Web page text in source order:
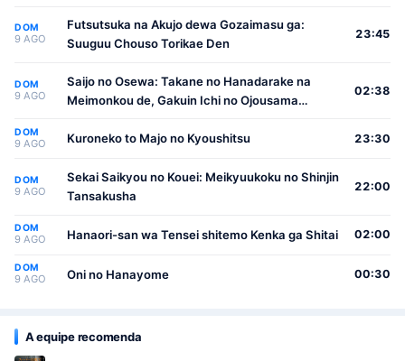
DOM
9 AGO
Futsutsuka na Akujo dewa Gozaimasu ga:
Suuguu Chouso Torikae Den
23:45
DOM
9 AGO
Saijo no Osewa: Takane no Hanadarake na
Meimonkou de, Gakuin Ichi no Ojousama
Osewa suru Koto ni Narimashita
02:38
DOM
9 AGO Kuroneko to Majo no Kyoushitsu 23:30
DOM
9 AGO
Sekai Saikyou no Kouei: Meikyuukoku no Shinjin
Tansakusha
22:00
DOM
9 AGO Hanaori-san wa Tensei shitemo Kenka ga Shitai 02:00
DOM
9 AGO Oni no Hanayome 00:30
A equipe recomenda